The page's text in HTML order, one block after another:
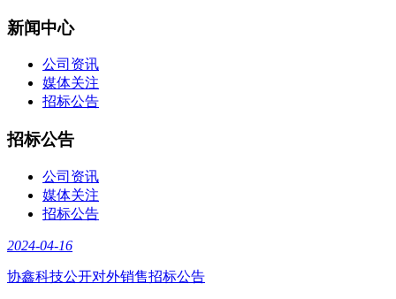
新闻中心
公司资讯
媒体关注
招标公告
招标公告
公司资讯
媒体关注
招标公告
2024-04-16
协鑫科技公开对外销售招标公告